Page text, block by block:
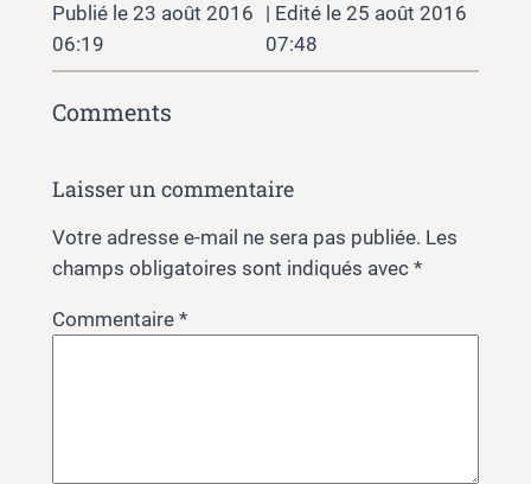
23 août 2016
06:19
25 août 2016
07:48
Comments
Laisser un commentaire
Votre adresse e-mail ne sera pas publiée. Les
champs obligatoires sont indiqués avec *
Commentaire *